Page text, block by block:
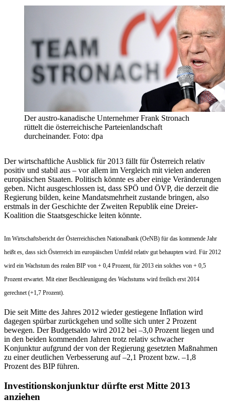
Der austro-kanadische Unternehmer Frank Stronach
rüttelt die österreichische Parteienlandschaft
durcheinander. Foto: dpa
Der wirtschaftliche Ausblick für 2013 fällt für Österreich relativ
positiv und stabil aus – vor allem im Vergleich mit vielen anderen
europäischen Staaten. Politisch könnte es aber einige Veränderungen
geben. Nicht ausgeschlossen ist, dass SPÖ und ÖVP, die derzeit die
Regierung bilden, keine Mandatsmehrheit zustande bringen, also
erstmals in der Geschichte der Zweiten Republik eine Dreier-
Koalition die Staatsgeschicke leiten könnte.
Im Wirtschaftsbericht der Österreichischen Nationalbank (OeNB) für das kommende Jahr
heißt es, dass sich Österreich im europäischen Umfeld relativ gut behaupten wird. Für 2012
wird ein Wachstum des realen BIP von + 0,4 Prozent, für 2013 ein solches von + 0,5
Prozent erwartet. Mit einer Beschleunigung des Wachstums wird freilich erst 2014
gerechnet (+1,7 Prozent).
Die seit Mitte des Jahres 2012 wieder gestiegene Inflation wird
dagegen spürbar zurückgehen und sollte sich unter 2 Prozent
bewegen. Der Budgetsaldo wird 2012 bei –3,0 Prozent liegen und
in den beiden kommenden Jahren trotz relativ schwacher
Konjunktur aufgrund der von der Regierung gesetzten Maßnahmen
zu einer deutlichen Verbesserung auf –2,1 Prozent bzw. –1,8
Prozent des BIP führen.
Investitionskonjunktur dürfte erst Mitte 2013
anziehen